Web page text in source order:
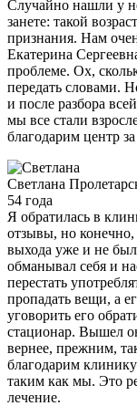
Случайно нашли у
занете: такой
признания. Нам
Екатерина
проблеме. Ох,
передать словами.
и после разбора
мы все стали
благодарим центр
Светлана
54 года
Я обратилась в
отзывы, но конечно,
выхода уже и не
обманывал себя и
перестать
пропадать вещи, а
уговорить его
стационар. Вышел
вернее, прежним,
благодарим
таким как мы. Это
лечение.